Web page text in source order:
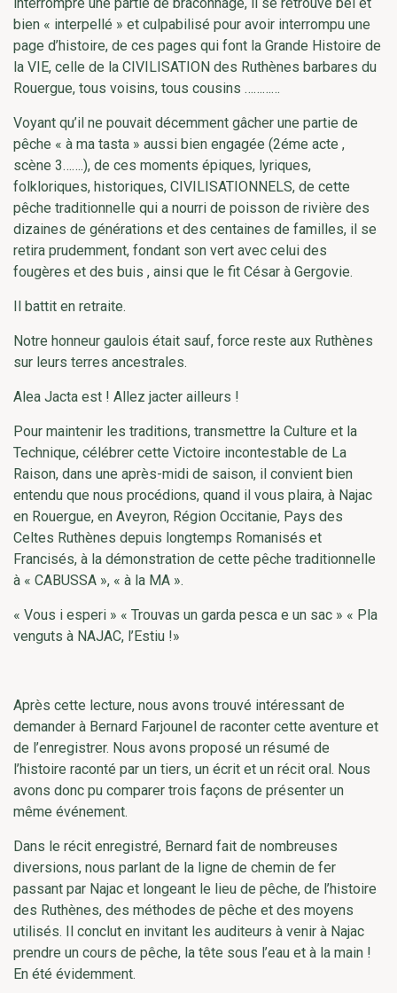
bien « interpellé » et culpabilisé pour avoir interrompu une
page d’histoire, de ces pages qui font la Grande Histoire de
la VIE, celle de la CIVILISATION des Ruthènes barbares du
Rouergue, tous voisins, tous cousins …………
Voyant qu’il ne pouvait décemment gâcher une partie de
pêche « à ma tasta » aussi bien engagée (2éme acte ,
scène 3…….), de ces moments épiques, lyriques,
folkloriques, historiques, CIVILISATIONNELS, de cette
pêche traditionnelle qui a nourri de poisson de rivière des
dizaines de générations et des centaines de familles, il se
retira prudemment, fondant son vert avec celui des
fougères et des buis , ainsi que le fit César à Gergovie.
Il battit en retraite.
Notre honneur gaulois était sauf, force reste aux Ruthènes
sur leurs terres ancestrales.
Alea Jacta est ! Allez jacter ailleurs !
Pour maintenir les traditions, transmettre la Culture et la
Technique, célébrer cette Victoire incontestable de La
Raison, dans une après-midi de saison, il convient bien
entendu que nous procédions, quand il vous plaira, à Najac
en Rouergue, en Aveyron, Région Occitanie, Pays des
Celtes Ruthènes depuis longtemps Romanisés et
Francisés, à la démonstration de cette pêche traditionnelle
à « CABUSSA », « à la MA ».
« Vous i esperi » « Trouvas un garda pesca e un sac » « Pla
venguts à NAJAC, l’Estiu !»
Après cette lecture, nous avons trouvé intéressant de
demander à Bernard Farjounel de raconter cette aventure et
de l’enregistrer. Nous avons proposé un résumé de
l’histoire raconté par un tiers, un écrit et un récit oral. Nous
avons donc pu comparer trois façons de présenter un
même événement.
Dans le récit enregistré, Bernard fait de nombreuses
diversions, nous parlant de la ligne de chemin de fer
passant par Najac et longeant le lieu de pêche, de l’histoire
des Ruthènes, des méthodes de pêche et des moyens
utilisés. Il conclut en invitant les auditeurs à venir à Najac
prendre un cours de pêche, la tête sous l’eau et à la main !
En été évidemment.